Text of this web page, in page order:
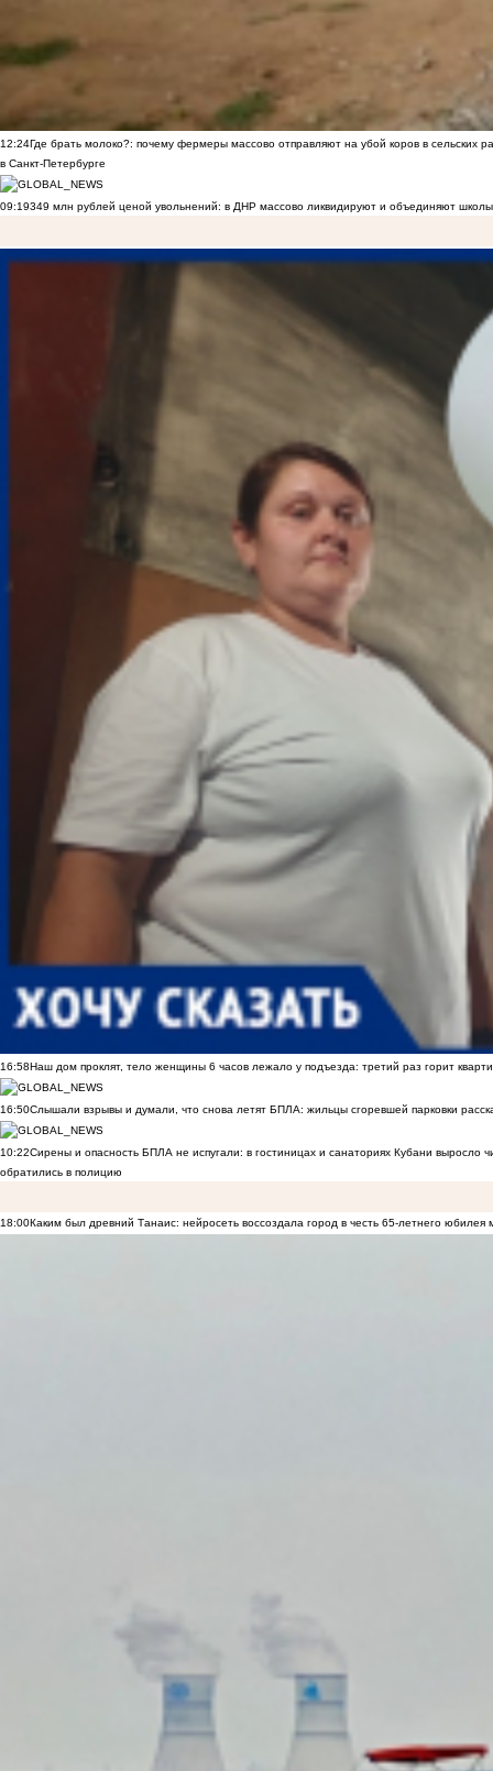
12:24Где брать молоко?: почему фермеры массово отправляют на убой коров в сельских
в Санкт-Петербурге
09:19349 млн рублей ценой увольнений: в ДНР массово ликвидируют и объединяют
16:58Наш дом проклят, тело женщины 6 часов лежало у подъезда: третий раз горит
16:50Слышали взрывы и думали, что снова летят БПЛА: жильцы сгоревшей парковки
10:22Сирены и опасность БПЛА не испугали: в гостиницах и санаториях Кубани выросло
обратились в полицию
18:00Каким был древний Танаис: нейросеть воссоздала город в честь 65-летнего юбилея